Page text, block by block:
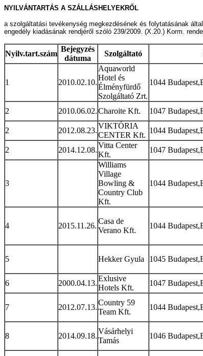
NYILVÁNTARTÁS A SZÁLLÁSHELYEKRŐL
a szolgáltatási tevékenység megkezdésének és folytatásának
engedély kiadásának rendjéről szóló 239/2009. (X.20.) Korm.
Nyilv.tart.szám
Bejegyzés
dátuma
Szolgáltató
1 2010.02.10.
Aquaworld
Hotel és
Élményfürdő
Szolgáltató Zrt.
1044
2 2010.06.02.Charoite Kft. 1047
2 2012.08.23.
VIKTÓRIA
CENTER Kft.
1044
2 2014.12.08.
Vitta Center
Kft.
1047
3
Williams
Village
Bowling &
Country Club
Kft.
1044
4 2015.11.26.
Casa de
Verano Kft.
1044
5 Hekker Gyula 1045
6 2000.04.13.
Exlusive
Hotels Kft.
1047
7 2012.07.13.
Country 59
Team Kft.
1044
8 2014.09.18.
Vásárhelyi
Tamás
1046